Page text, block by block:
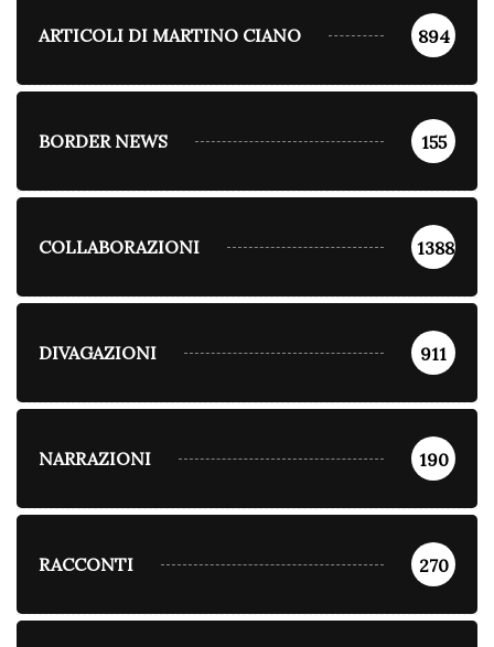
ARTICOLI DI MARTINO CIANO 894
BORDER NEWS 155
COLLABORAZIONI 1388
DIVAGAZIONI 911
NARRAZIONI 190
RACCONTI 270